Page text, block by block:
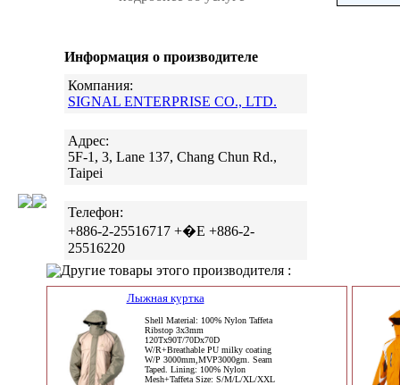
Информация о производителе
Компания:
SIGNAL ENTERPRISE CO., LTD.
Адрес:
5F-1, 3, Lane 137, Chang Chun Rd.,
Taipei
Телефон:
+886-2-25516717 +�E +886-2-
25516220
Другие товары этого производителя :
Лыжная куртка
Shell Material: 100% Nylon Taffeta
Ribstop 3x3mm
120Tx90T/70Dx70D
W/R+Breathable PU milky coating
W/P 3000mm,MVP3000gm. Seam
Taped. Lining: 100% Nylon
Mesh+Taffeta Size: S/M/L/XL/XXL